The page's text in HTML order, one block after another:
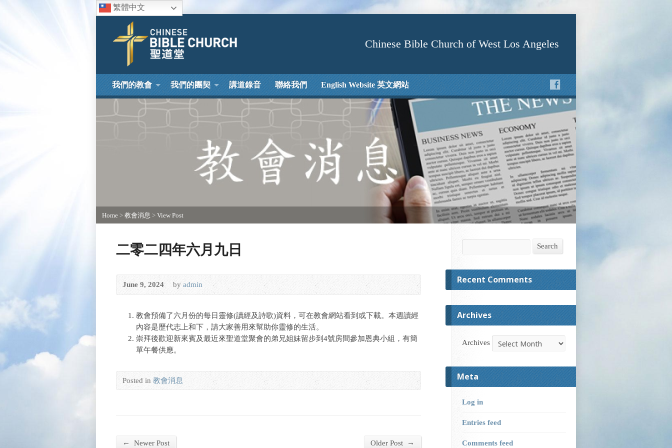
繁體中文
Chinese Bible Church of West Los Angeles
我們的教會 我們的團契 講道錄音 聯絡我們 English Website 英文網站
Home > 教會消息 > View Post
二零二四年六月九日
June 9, 2024 byadmin
教會預備了六月份的每日靈修(讀經及詩歌)資料，可在教會網站看到或下載。本週讀經
內容是歷代志上和下，請大家善用來幫助你靈修的生活。
崇拜後歡迎新來賓及最近來聖道堂聚會的弟兄姐妹留步到4號房間參加恩典小組，有簡
單午餐供應。
Posted in教會消息
← Newer Post Older Post →
Search
Recent Comments
Archives
Archives
Meta
Log in
Entries feed
Comments feed